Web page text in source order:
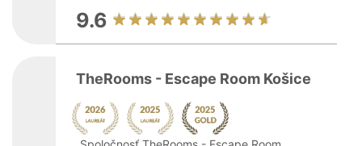
9.6
TheRooms - Escape Room Košice